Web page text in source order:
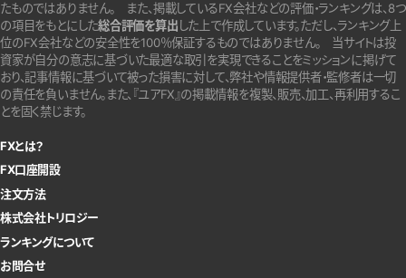
たものではありません。 また、掲載しているFX会社などの評価・ランキングは、8つ
の項目をもとにした総合評価を算出 した上で作成しています。ただし、ランキング上
位のFX会社などの安全性を100％保証するものではありません。
当サイトは投
資家が自分の意志に基づいた最適な取引を実現できることをミッションに掲げて
おり、記事情報に基づいて被った損害に対して、弊社や情報提供者・監修者は一切
の責任を負いません。また、『ユアFX』の掲載情報を複製、販売、加工、再利用するこ
とを固く禁じます。
FXとは？
FX口座開設
注文方法
株式会社トリロジー
ランキングについて
お問合せ